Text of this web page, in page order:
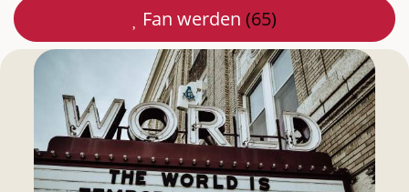
Mail
teilen
Fan werden (65)